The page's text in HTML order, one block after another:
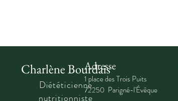
Charlène Bourdais
Diététicienne
nutritionniste
Adresse
1 place des Trois Puits
72250 Parigné-l'Évêque